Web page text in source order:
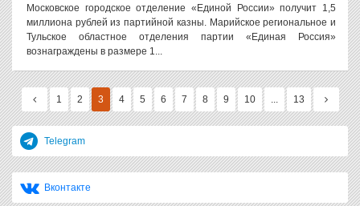
Московское городское отделение «Единой России» получит 1,5
миллиона рублей из партийной казны. Марийское региональное и
Тульское областное отделения партии «Единая Россия»
вознаграждены в размере 1...
1 2 3 4 5 6 7 8 9 10 ... 13
Telegram
Вконтакте